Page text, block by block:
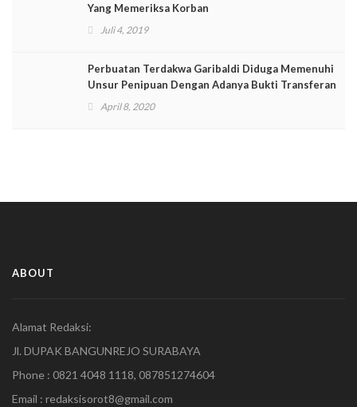
Yang Memeriksa Korban
Juli 4, 2019
Perbuatan Terdakwa Garibaldi Diduga Memenuhi
Unsur Penipuan Dengan Adanya Bukti Transferan
April 8, 2020
ABOUT
Alamat Redaksi:
Jl. DUPAK BANGUNREJO SURABAYA
Phone : 0821 4048 1118, 087851274604
Email : redaksisorot8@gmail.com